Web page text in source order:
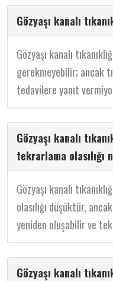
Gözyaşı kanalı
Gözyaşı kanalı
gerekmeyebilir; ancak
tedavilere yanıt
Gözyaşı kanalı
tekrarlama olasılığı
Gözyaşı kanalı
olasılığı düşüktür,
yeniden oluşabilir ve
Gözyaşı kanalı